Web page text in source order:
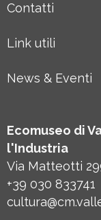
Contatti
Link utili
News & Eventi
Ecomuseo di
l'Industria
Via Matteotti
+39 030 833741